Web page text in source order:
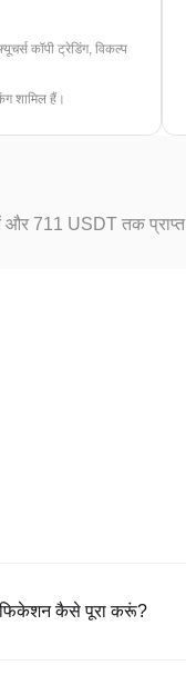
कॉपी ट्रेडिंग, विकल्प
शामिल हैं।
और 711 USDT तक
कैसे पूरा करूं?